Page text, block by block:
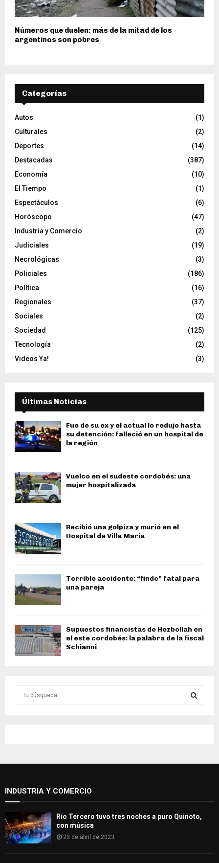
Números que duelen: más de la mitad de los
argentinos son pobres
Categorías
Autos
(1)
Culturales
(2)
Deportes
(14)
Destacadas
(387)
Economía
(10)
El Tiempo
(1)
Espectáculos
(6)
Horóscopo
(47)
Industria y Comercio
(2)
Judiciales
(19)
Necrológicas
(3)
Policiales
(186)
Política
(16)
Regionales
(37)
Sociales
(2)
Sociedad
(125)
Tecnología
(2)
Videos Ya!
(3)
Últimas Noticias
Fue de su ex y el actual lo redujo hasta
su detención: falleció en un hospital de
la región
Vuelco en el sudeste cordobés: una
mujer hospitalizada
Recibió una golpiza y murió en el
Hospital de Villa María
Terrible accidente: “finde” fatal para
una pareja
Supuestos financistas de Hezbollah en
el este cordobés: la palabra de la fiscal
Schianni
o
H
INDUSTRIA Y COMERCIO
Río Tercero tuvo tres noches a puro Quinoto,
con música
23 de abril de 2023